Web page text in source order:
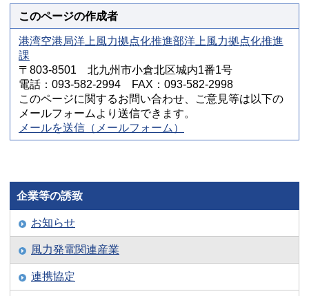
このページの作成者
港湾空港局洋上風力拠点化推進部洋上風力拠点化推進
課
〒803-8501 北九州市小倉北区城内1番1号
電話：093-582-2994 FAX：093-582-2998
このページに関するお問い合わせ、ご意見等は以下の
メールフォームより送信できます。
メールを送信（メールフォーム）
企業等の誘致
お知らせ
風力発電関連産業
連携協定